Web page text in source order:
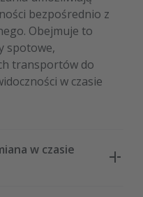
bezpośrednio z
Obejmuje to
spotowe,
transportów do
w czasie
w czasie